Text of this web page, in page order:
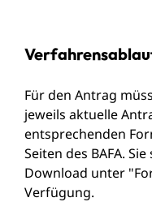
Für den Antrag
jeweils aktuelle
entsprechenden
Seiten des BAFA.
Download unter
Verfügung.